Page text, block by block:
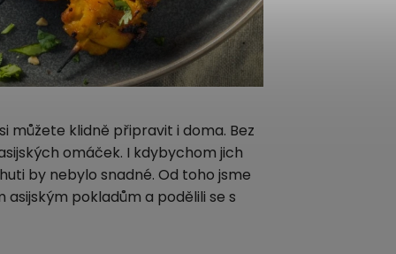
můžete klidně připravit i doma. Bez
omáček. I kdybychom jich
by nebylo snadné. Od toho jsme
pokladům a podělili se s